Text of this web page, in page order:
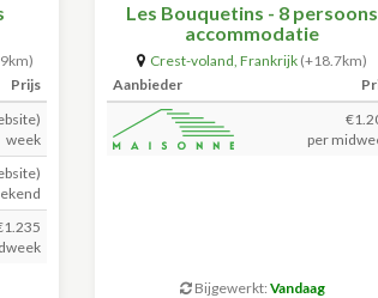
Prijs
week
Les Bouquetins - 8 persoons
accommodatie
Crest-voland,Frankrijk (+18.7km)
Aanbieder
per
Bijgewerkt: Vandaag